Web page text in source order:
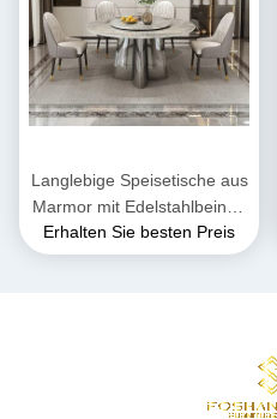
Langlebige Speisetische aus
Marmor mit Edelstahlbeinen
- Großhandel
Erhalten Sie besten Preis